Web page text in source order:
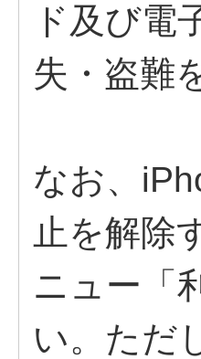
ド及び電
失・盗難
なお、
止を解除
ニュー「
い。ただ